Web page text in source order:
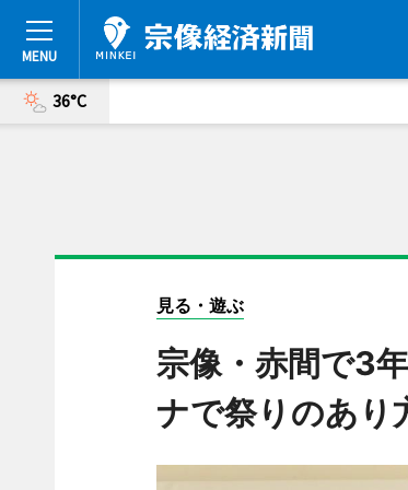
36°C
見る・遊ぶ
宗像・赤間で3
ナで祭りのあり